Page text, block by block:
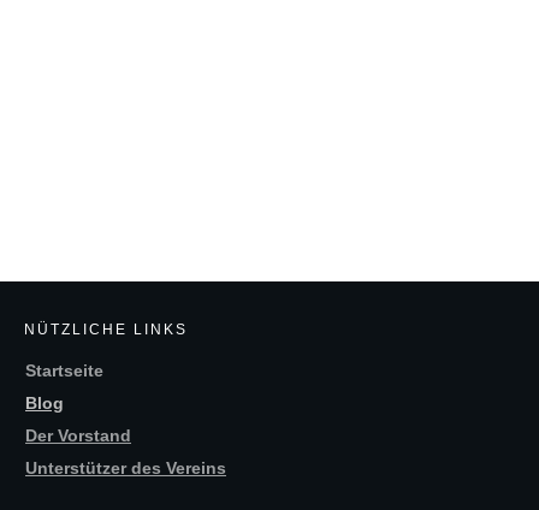
NÜTZLICHE LINKS
Startseite
Blog
Der Vorstand
Unterstützer des Vereins